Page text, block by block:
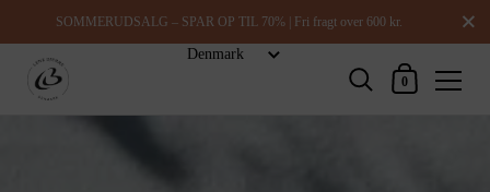
SOMMERUDSALG – SPAR OP TIL 70% | Fri fragt over 600 kr.
Indkøbskurv
0